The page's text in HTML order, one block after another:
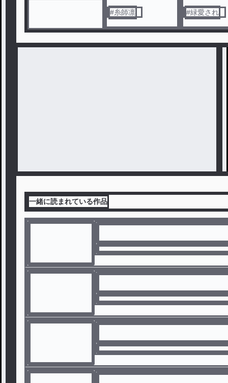
#糸師凛 #緑愛され
一緒に読まれている作品